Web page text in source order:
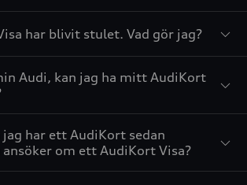
har blivit stulet. Vad gör jag?
Audi, kan jag ha mitt AudiKort
jag har ett AudiKort sedan
om ett AudiKort Visa?